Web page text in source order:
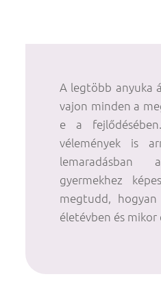
A legtöbb anyuka
vajon minden a
e a
vélemények is
lemaradásban a
gyermekhez
megtudd,
életévben és mikor